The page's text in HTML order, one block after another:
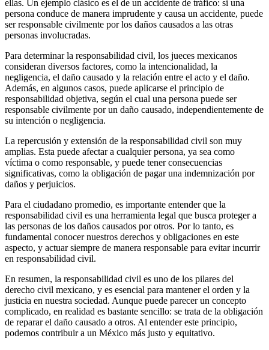
ellas. Un ejemplo clásico es el de un accidente de tráfico: si una
persona conduce de manera imprudente y causa un accidente, puede
ser responsable civilmente por los daños causados a las otras
personas involucradas.
Para determinar la responsabilidad civil, los jueces mexicanos
consideran diversos factores, como la intencionalidad, la
negligencia, el daño causado y la relación entre el acto y el daño.
Además, en algunos casos, puede aplicarse el principio de
responsabilidad objetiva, según el cual una persona puede ser
responsable civilmente por un daño causado, independientemente de
su intención o negligencia.
La repercusión y extensión de la responsabilidad civil son muy
amplias. Esta puede afectar a cualquier persona, ya sea como
víctima o como responsable, y puede tener consecuencias
significativas, como la obligación de pagar una indemnización por
daños y perjuicios.
Para el ciudadano promedio, es importante entender que la
responsabilidad civil es una herramienta legal que busca proteger a
las personas de los daños causados por otros. Por lo tanto, es
fundamental conocer nuestros derechos y obligaciones en este
aspecto, y actuar siempre de manera responsable para evitar incurrir
en responsabilidad civil.
En resumen, la responsabilidad civil es uno de los pilares del
derecho civil mexicano, y es esencial para mantener el orden y la
justicia en nuestra sociedad. Aunque puede parecer un concepto
complicado, en realidad es bastante sencillo: se trata de la obligación
de reparar el daño causado a otros. Al entender este principio,
podemos contribuir a un México más justo y equitativo.